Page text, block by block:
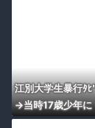
江別大学生暴行ﾀ
→当時17歳少年